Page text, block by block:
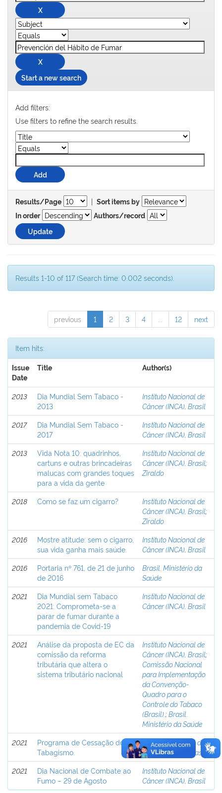
Start a new search
Add filters:
Use filters to refine the search results.
Results/Page | Sort items by
In order
Authors/record
Results 1-10 of 117 (Search time: 0.002 seconds).
previous 1 2 3 4 12 next
Item hits:
Issue
Date
Title Author(s)
2013
Dia Mundial Sem Tabaco -
2013
Instituto Nacional de
Câncer (INCA), Brasil
2017
Dia Mundial Sem Tabaco -
2017
Instituto Nacional de
Câncer (INCA), Brasil
2013
Vida Nota 10: quadrinhos,
cartuns e outras brincadeiras
malucas com grandes toques
para a vida da gente
Instituto Nacional de
Câncer (INCA), Brasil;
Ziraldo
2018 Como se faz um cigarro?
Instituto Nacional de
Câncer (INCA), Brasil;
Ziraldo
2016
Mostre atitude: sem o cigarro,
sua vida ganha mais saúde.
Instituto Nacional de
Câncer (INCA), Brasil
2016
Portaria nº 761, de 21 de junho
de 2016
Brasil. Ministério da
Saúde
2021
Dia Mundial sem Tabaco
2021: Comprometa-se a
parar de fumar durante a
pandemia de Covid-19
Instituto Nacional de
Câncer (INCA), Brasil
2021
Análise da proposta de EC da
comissão da reforma
tributária que altera o
sistema tributário nacional
Instituto Nacional de
Câncer (INCA), Brasil;
Comissão Nacional
para Implementação
da Convenção-
Quadro para o
Controle do Tabaco
(Brasil).;Brasil.
Ministério da Saúde
2021
Programa de Cessação do
Tabagismo.
Instituto Nacional de
Câncer (INCA), Brasil
2021
Dia Nacional de Combate ao
Fumo – 29 de Agosto
Instituto Nacional de
Câncer (INCA), Brasil